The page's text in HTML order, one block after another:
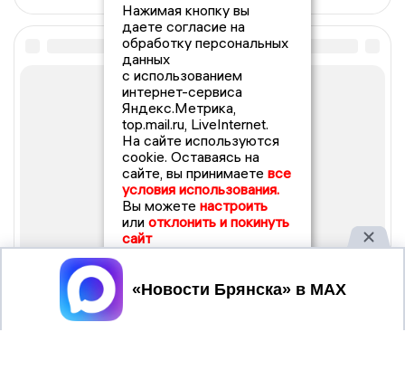
Нажимая кнопку вы
даете согласие на
обработку персональных
данных
с использованием
интернет-сервиса
Яндекс.Метрика,
top.mail.ru, LiveInternet.
На сайте используются
cookie. Оставаясь на
сайте, вы принимаете все
условия использования.
Вы можете настроить
или отклонить и покинуть
сайт
Принять